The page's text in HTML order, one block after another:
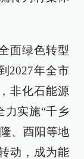
面绿色转型
2027年全市
非化石能源
力实施“千乡
、酉阳等地
动，成为能